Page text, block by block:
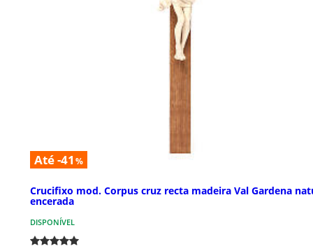
Até -41 %
Crucifixo mod. Corpus cruz recta madeira Val Gardena
encerada
DISPONÍVEL